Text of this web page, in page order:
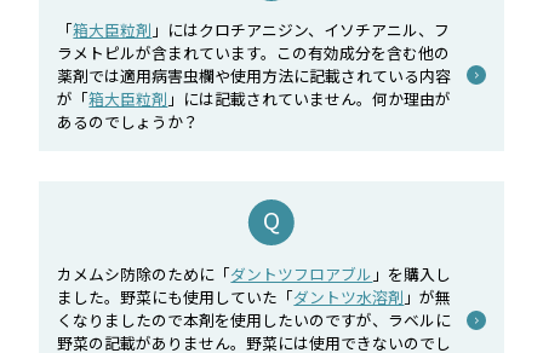
「箱大臣粒剤 」にはクロチアニジン、イソチアニル、フ
ラメトピルが含まれています。この有効成分を含む他の
薬剤では適用病害虫欄や使用方法に記載されている内容
が「箱大臣粒剤 」には記載されていません。何か理由が
あるのでしょうか？
カメムシ防除のために「ダントツフロアブル 」を購入し
ました。野菜にも使用していた「ダントツ水溶剤 」が無
くなりましたので本剤を使用したいのですが、ラベルに
野菜の記載がありません。野菜には使用できないのでし